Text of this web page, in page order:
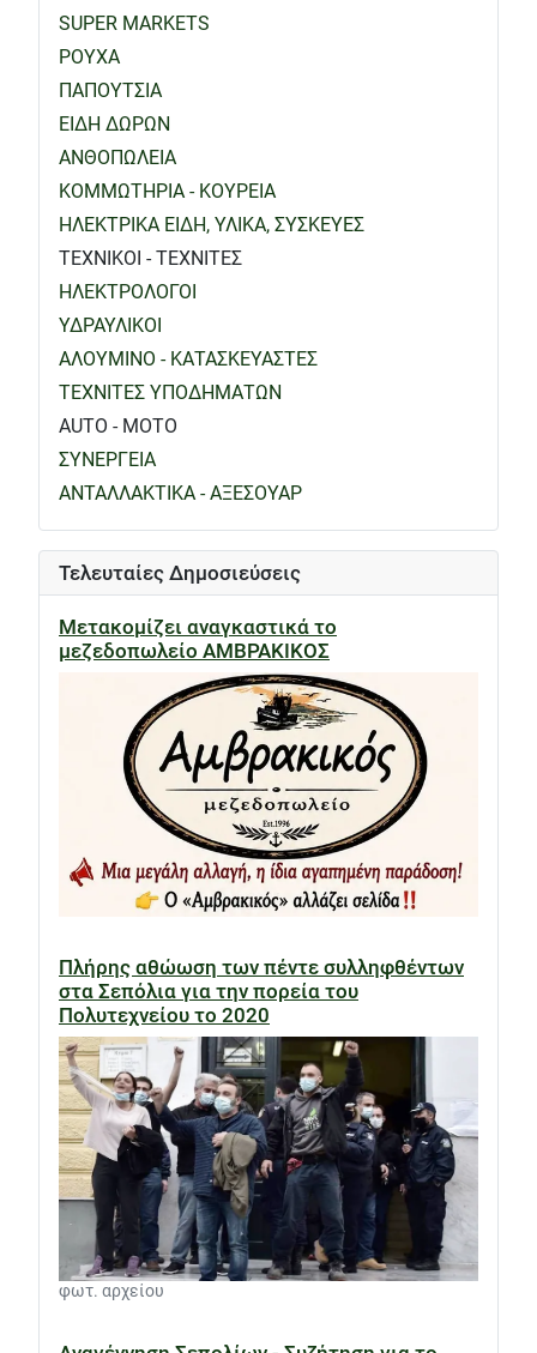
SUPER MARKETS
ΡΟΥΧΑ
ΠΑΠΟΥΤΣΙΑ
ΕΙΔΗ ΔΩΡΩΝ
ΑΝΘΟΠΩΛΕΙΑ
ΚΟΜΜΩΤΗΡΙΑ - ΚΟΥΡΕΙΑ
ΗΛΕΚΤΡΙΚΑ ΕΙΔΗ, ΥΛΙΚΑ, ΣΥΣΚΕΥΕΣ
ΤΕΧΝΙΚΟΙ - ΤΕΧΝΙΤΕΣ
ΗΛΕΚΤΡΟΛΟΓΟΙ
ΥΔΡΑΥΛΙΚΟΙ
ΑΛΟΥΜΙΝΟ - ΚΑΤΑΣΚΕΥΑΣΤΕΣ
ΤΕΧΝΙΤΕΣ ΥΠΟΔΗΜΑΤΩΝ
AUTO - MOTO
ΣΥΝΕΡΓΕΙΑ
ΑΝΤΑΛΛΑΚΤΙΚΑ - ΑΞΕΣΟΥΑΡ
Τελευταίες Δημοσιεύσεις
Μετακομίζει αναγκαστικά το
μεζεδοπωλείο ΑΜΒΡΑΚΙΚΟΣ
Πλήρης αθώωση των πέντε συλληφθέντων
στα Σεπόλια για την πορεία του
Πολυτεχνείου το 2020
φωτ. αρχείου